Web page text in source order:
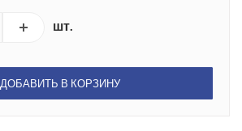
шт.
ДОБАВИТЬ В КОРЗИНУ